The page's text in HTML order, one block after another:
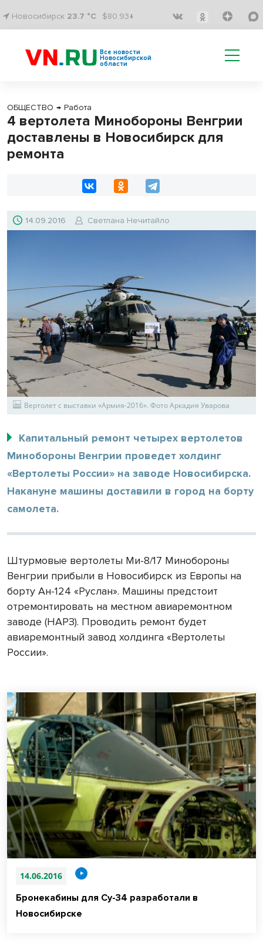
Новосибирск 23.7 °C $80.93↓
Все новости
Новосибирской
области
ОБЩЕСТВО → Работа
4 вертолета Минобороны Венгрии
доставлены в Новосибирск для
ремонта
14.09.2016 Светлана Нечитайло
Вертолет с выставки «Армия-2016». Фото Аркадия Уварова
Капитальный ремонт четырех вертолетов
Минобороны Венгрии проведет холдинг
«Вертолеты России» на заводе Новосибирска.
Накануне машины доставили в город на борту
самолета.
Штурмовые вертолеты Ми-8/17 Минобороны
Венгрии прибыли в Новосибирск из Европы на
борту Ан-124 «Руслан». Машины предстоит
отремонтировать на местном авиаремонтном
заводе (НАРЗ). Проводить ремонт будет
авиаремонтный завод холдинга «Вертолеты
России».
14.06.2016
Бронекабины для Су-34 разработали в
Новосибирске